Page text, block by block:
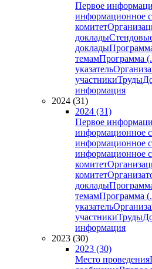
Первое
информационное
комитет
доклады
доклады
темамПрограмма
указатель
участникиТруды
информация
2024 (31)
2024 (31)
Первое
информационное
информационное
информационное
комитет
комитет
доклады
темамПрограмма
указатель
участникиТруды
информация
2023 (30)
2023 (30)
Место проведения